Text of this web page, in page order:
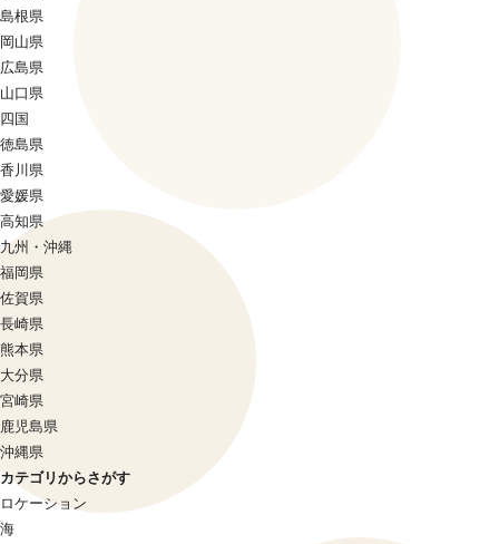
島根県
岡山県
広島県
山口県
四国
徳島県
香川県
愛媛県
高知県
九州・沖縄
福岡県
佐賀県
長崎県
熊本県
大分県
宮崎県
鹿児島県
沖縄県
カテゴリからさがす
ロケーション
海